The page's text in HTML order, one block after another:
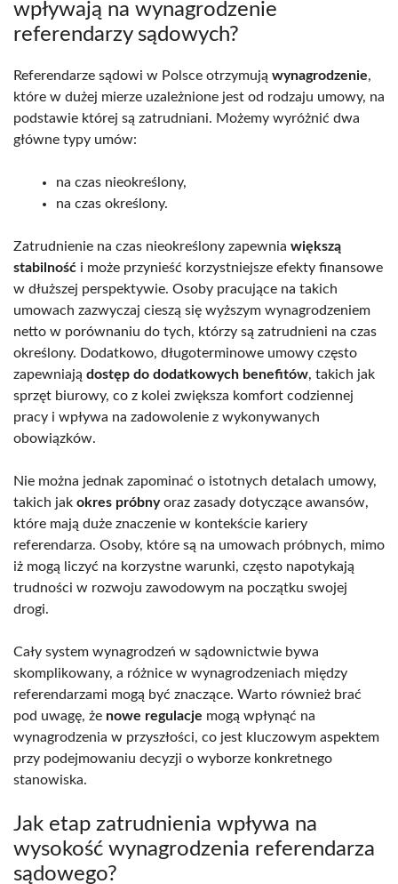
wpływają na wynagrodzenie
referendarzy sądowych?
Referendarze sądowi w Polsce otrzymują wynagrodzenie,
które w dużej mierze uzależnione jest od rodzaju umowy, na
podstawie której są zatrudniani. Możemy wyróżnić dwa
główne typy umów:
na czas nieokreślony,
na czas określony.
Zatrudnienie na czas nieokreślony zapewnia większą
stabilność i może przynieść korzystniejsze efekty finansowe
w dłuższej perspektywie. Osoby pracujące na takich
umowach zazwyczaj cieszą się wyższym wynagrodzeniem
netto w porównaniu do tych, którzy są zatrudnieni na czas
określony. Dodatkowo, długoterminowe umowy często
zapewniają dostęp do dodatkowych benefitów, takich jak
sprzęt biurowy, co z kolei zwiększa komfort codziennej
pracy i wpływa na zadowolenie z wykonywanych
obowiązków.
Nie można jednak zapominać o istotnych detalach umowy,
takich jak okres próbnyoraz zasady dotyczące awansów,
które mają duże znaczenie w kontekście kariery
referendarza. Osoby, które są na umowach próbnych, mimo
iż mogą liczyć na korzystne warunki, często napotykają
trudności w rozwoju zawodowym na początku swojej
drogi.
Cały system wynagrodzeń w sądownictwie bywa
skomplikowany, a różnice w wynagrodzeniach między
referendarzami mogą być znaczące. Warto również brać
pod uwagę, że nowe regulacje mogą wpłynąć na
wynagrodzenia w przyszłości, co jest kluczowym aspektem
przy podejmowaniu decyzji o wyborze konkretnego
stanowiska.
Jak etap zatrudnienia wpływa na
wysokość wynagrodzenia referendarza
sądowego?